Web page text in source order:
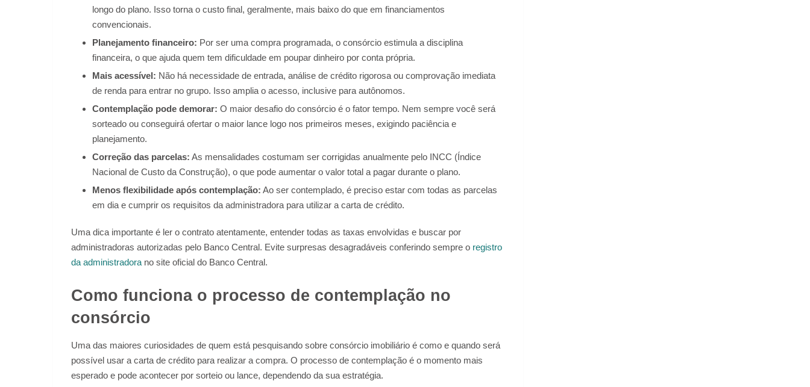
longo do plano. Isso torna o custo final, geralmente, mais baixo do que em financiamentos
convencionais.
Planejamento financeiro: Por ser uma compra programada, o consórcio estimula a disciplina
financeira, o que ajuda quem tem dificuldade em poupar dinheiro por conta própria.
Mais acessível: Não há necessidade de entrada, análise de crédito rigorosa ou comprovação imediata
de renda para entrar no grupo. Isso amplia o acesso, inclusive para autônomos.
Contemplação pode demorar: O maior desafio do consórcio é o fator tempo. Nem sempre você será
sorteado ou conseguirá ofertar o maior lance logo nos primeiros meses, exigindo paciência e
planejamento.
Correção das parcelas: As mensalidades costumam ser corrigidas anualmente pelo INCC (Índice
Nacional de Custo da Construção), o que pode aumentar o valor total a pagar durante o plano.
Menos flexibilidade após contemplação: Ao ser contemplado, é preciso estar com todas as parcelas
em dia e cumprir os requisitos da administradora para utilizar a carta de crédito.
Uma dica importante é ler o contrato atentamente, entender todas as taxas envolvidas e buscar por
administradoras autorizadas pelo Banco Central. Evite surpresas desagradáveis conferindo sempre o registro
da administradora no site oficial do Banco Central.
Como funciona o processo de contemplação no
consórcio
Uma das maiores curiosidades de quem está pesquisando sobre consórcio imobiliário é como e quando será
possível usar a carta de crédito para realizar a compra. O processo de contemplação é o momento mais
esperado e pode acontecer por sorteio ou lance, dependendo da sua estratégia.